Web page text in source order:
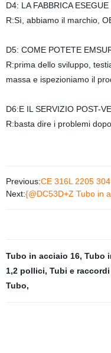
D4: LA FABBRICA
R:Sì, abbiamo il marchio,
D5: COME POTETE
R:prima dello sviluppo,
massa e ispezioniamo il
D6:E IL SERVIZIO POST-
R:basta dire i problemi
Previous:CE 316L 2205
Next:{@DC53D+Z Tubo in
Tubo in acciaio 16, Tubo
1,2 pollici, Tubi e
Tubo,